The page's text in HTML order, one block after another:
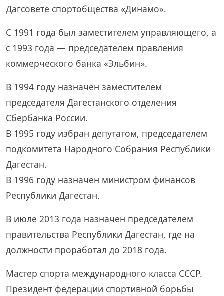
Дагсовете спортобщества «Динамо».
С 1991 года был заместителем управляющего, а
с 1993 года — председателем правления
коммерческого банка «Эльбин».
В 1994 году назначен заместителем
председателя Дагестанского отделения
Сбербанка России.
В 1995 году избран депутатом, председателем
подкомитета Народного Собрания Республики
Дагестан.
В 1996 году назначен министром финансов
Республики Дагестан.
В июле 2013 года назначен председателем
правительства Республики Дагестан, где на
должности проработал до 2018 года.
Мастер спорта международного класса СССР.
Президент федерации спортивной борьбы